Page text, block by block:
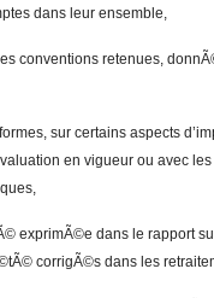
dans leur ensemble,
conventions retenues,
sur certains aspects
en vigueur ou avec
exprimÃ©e dans le rapport
corrigÃ©s dans les